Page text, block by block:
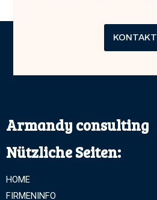
KONTAKT
Armandy consulting
Nützliche Seiten:
HOME
FIRMENINFO